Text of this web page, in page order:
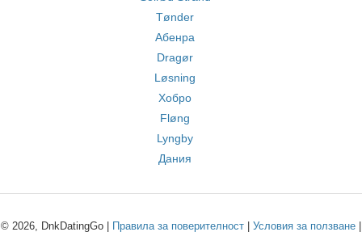
Tønder
Абенра
Dragør
Løsning
Хобро
Fløng
Lyngby
Дания
© 2026, DnkDatingGo | Правила за поверителност Условия за ползване